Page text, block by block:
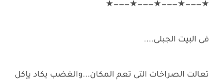
★———★———★———★———★
فى البيت الجبلى....
تعالت الصراخات التى تعم المكان...والغضب يكاد يإكل